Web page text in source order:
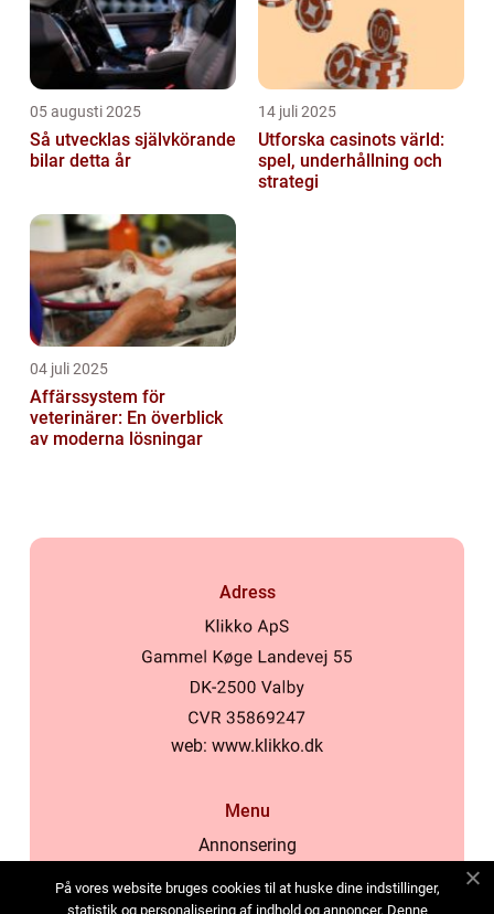
05 augusti 2025
Så utvecklas självkörande
bilar detta år
14 juli 2025
Utforska casinots värld:
spel, underhållning och
strategi
04 juli 2025
Affärssystem för
veterinärer: En överblick
av moderna lösningar
Adress
web: www.klikko.dk
Menu
Annonsering
Cookies
På vores website bruges cookies til at huske dine indstillinger,
statistik og personalisering af indhold og annoncer. Denne